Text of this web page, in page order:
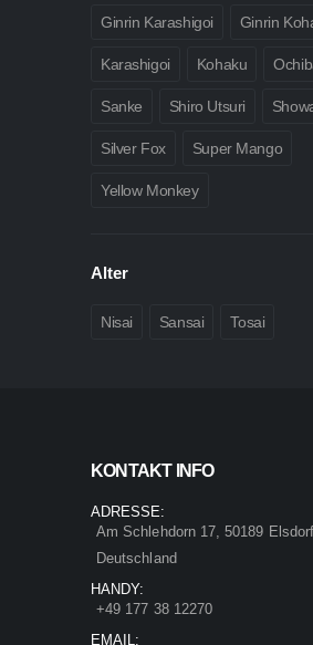
Ginrin Karashigoi Ginrin
Karashigoi Kohaku
Sanke Shiro Utsuri
Silver Fox Super Mango
Yellow Monkey
Alter
Nisai Sansai Tosai
KONTAKT INFO
ADRESSE:
Am Schlehdorn 17, 50189
Deutschland
HANDY:
+49 177 38 12270
EMAIL: